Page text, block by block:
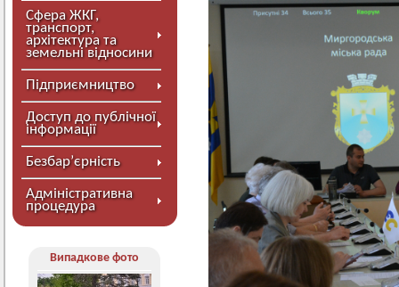
Сфера ЖКГ,
транспорт,
архітектура та
земельні відносини
Підприємництво
Доступ до публічної
інформації
Безбар’єрність
Адміністративна
процедура
Випадкове фото